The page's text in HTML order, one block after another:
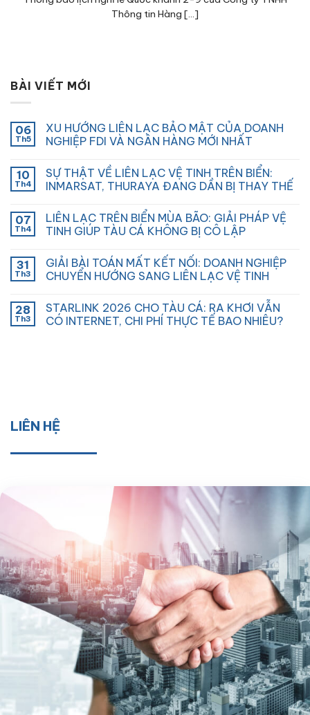
Thông tin Hàng [...]
BÀI VIẾT MỚI
06
Th5
XU HƯỚNG LIÊN LẠC BẢO MẬT CỦA DOANH
NGHIỆP FDI VÀ NGÂN HÀNG MỚI NHẤT
10
Th4
SỰ THẬT VỀ LIÊN LẠC VỆ TINH TRÊN BIỂN:
INMARSAT, THURAYA ĐANG DẦN BỊ THAY THẾ
07
Th4
LIÊN LẠC TRÊN BIỂN MÙA BÃO: GIẢI PHÁP VỆ
TINH GIÚP TÀU CÁ KHÔNG BỊ CÔ LẬP
31
Th3
GIẢI BÀI TOÁN MẤT KẾT NỐI: DOANH NGHIỆP
CHUYỂN HƯỚNG SANG LIÊN LẠC VỆ TINH
28
Th3
STARLINK 2026 CHO TÀU CÁ: RA KHƠI VẪN
CÓ INTERNET, CHI PHÍ THỰC TẾ BAO NHIÊU?
LIÊN HỆ